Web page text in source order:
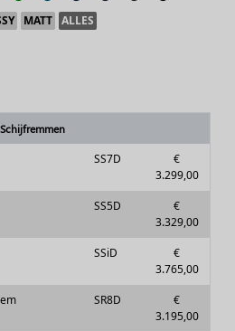
MATT ALLES
Schijfremmen
SS7D
€
3.299,00
SS5D
€
3.329,00
SSiD
€
3.765,00
SR8D
€
3.195,00